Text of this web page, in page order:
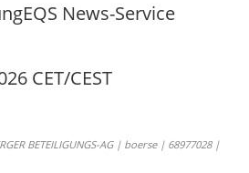
EQS News-Service
CET/CEST
BETEILIGUNGS-AG | boerse | 68977028 |